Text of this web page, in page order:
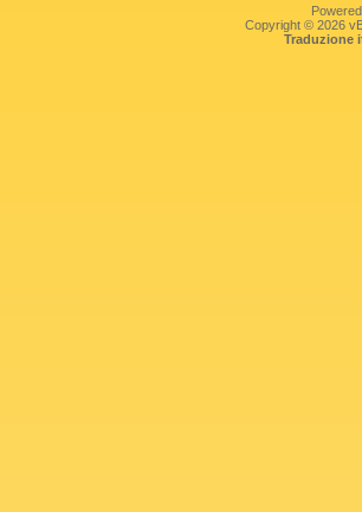
Copyright © 2026
Traduzione